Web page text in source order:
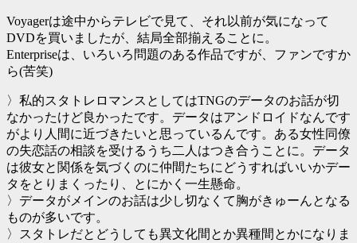
Voyagerは途中からテレビで見て、それ以前が気になって
DVDを買いましたが、結局全部揃えることに。
Enterpriseは、いろいろ問題のある作品ですが、ファンですか
ら(苦笑)
〉私的スタトレロマンスとしてはTNGのデータのお話が切
なかったけど良かったです。データはアンドロイドなんです
がより人間に近づきたいと思っているんです。ある女性同僚
の失恋話の相談を受けるうち二人はつき合うことに。データ
は彼女と関係を気づくのに仲間たちにどうすればいいかデー
タをとりまくったり、とにかく一生懸命。
〉データがメインのお話は少し切なくて胸がきゅーんとなる
ものが多いです。
〉スタトレだとどうしても異文化間とか異種間とかになりま